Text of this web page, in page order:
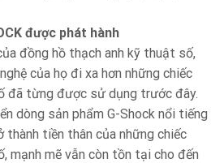
được phát hành
đồng hồ thạch anh kỹ thuật số,
của họ đi xa hơn những chiếc
đã từng được sử dụng trước đây.
dòng sản phẩm G-Shock nổi tiếng
thành tiền thân của những chiếc
mạnh mẽ vẫn còn tồn tại cho đến